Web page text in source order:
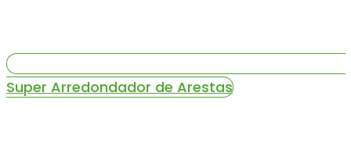
Super Arredondador de Arestas